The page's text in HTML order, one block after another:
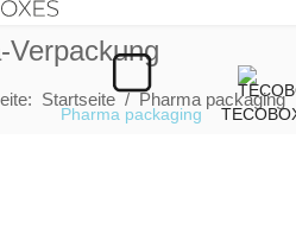
Pharma packaging
Verpackung
Startseite Pharma packaging